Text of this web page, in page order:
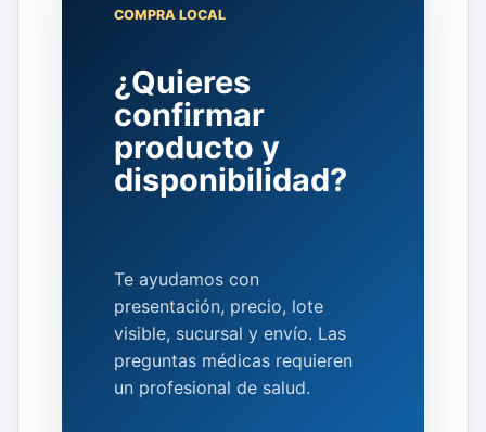
COMPRA LOCAL
¿Quieres
confirmar
producto y
disponibilidad?
Te ayudamos con
presentación, precio, lote
visible, sucursal y envío. Las
preguntas médicas requieren
un profesional de salud.